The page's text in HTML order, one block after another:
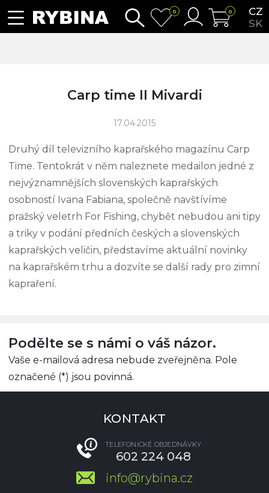
CZ
SK
0 0
Carp time II Mivardi
17.04.2015
Druhý díl televizního kaprařského magazínu Carp
Time. Tentokrát v něm naleznete medailon jedné z
nejvýznamnějších slovenských kaprařských
osobností Ivana Fabiana, společně navštívíme
pražský veletrh For Fishing, chybět nebudou ani tipy
a triky v podání předních českých a slovenských
kaprařských veličin, představíme aktuální novinky
na kaprařském trhu a dozvíte se další rady pro zimní
kapraření.
Podělte se s námi o váš názor.
Vaše e-mailová adresa nebude zveřejněna. Pole
označené (*) jsou povinná.
KONTAKT
TELEFONICKÉ OBJEDNÁVKY
602 224 048
info@rybina.cz